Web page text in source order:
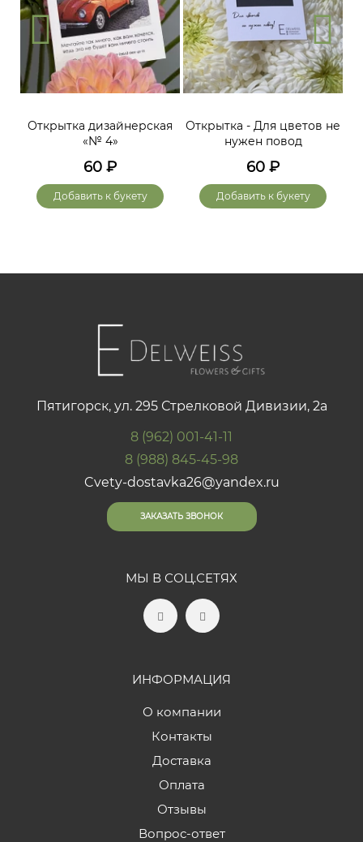
Открытка дизайнерская
«№ 4»
60 ₽
Добавить к букету
Открытка - Для цветов не
нужен повод
60 ₽
Добавить к букету
Пятигорск, ул. 295 Стрелковой Дивизии, 2а
8 (962) 001-41-11
8 (988) 845-45-98
Cvety-dostavka26@yandex.ru
ЗАКАЗАТЬ ЗВОНОК
МЫ В СОЦ.СЕТЯХ
ИНФОРМАЦИЯ
О компании
Контакты
Доставка
Оплата
Отзывы
Вопрос-ответ